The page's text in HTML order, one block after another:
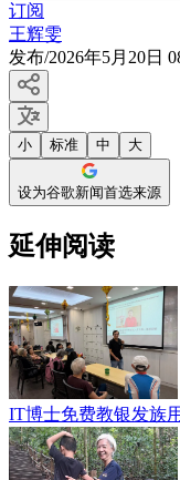
订阅
王辉雯
发布/2026年5月20日
小 标准 中 大
设为谷歌新闻首选来源
延伸阅读
IT博士免费教银发族